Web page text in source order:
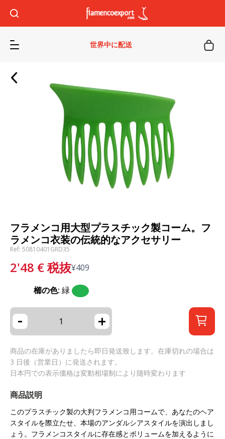
世界中に配送
フラメンコ用大型プラスチック製コーム。フ
ラメンコ衣装の伝統的なアクセサリー
Ref: 50810401GRD35
2'48 €税抜¥409
櫛の色: 緑
- +
商品の在庫がありましたら即日発送致します。在庫切れの場合は
3 日後（営業日）に発送されます。
日本円での表示価格は変動相場制により随時変わります
商品説明
このプラスチック製の大判フラメンコ用コームで、あなたのヘア
スタイルを際立たせ、本場のアンダルシアスタイルを演出しまし
ょう。フラメンコスタイルに存在感とボリュームを加えるように